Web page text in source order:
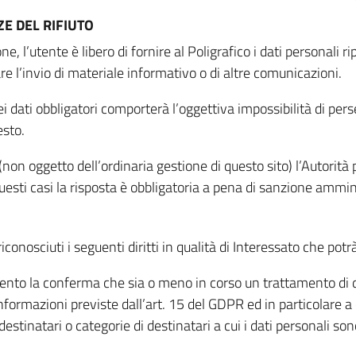
DEL RIFIUTO
l’utente è libero di fornire al Poligrafico i dati personali
l’invio di materiale informativo o di altre comunicazioni.
obbligatori comporterà l’oggettiva impossibilità di
oggetto dell’ordinaria gestione di questo sito)
casi la risposta è obbligatoria a pena di sanzione
i seguenti diritti in qualità di Interessato che
la conferma che sia o meno in corso un trattamento di
previste dall’art. 15 del GDPR ed in
o categorie di destinatari a cui i dati personali